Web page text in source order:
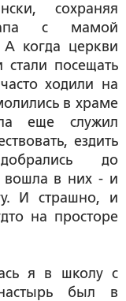
сохраняя
с мамой
А когда церкви
стали посещать
ходили на
в храме
еще служил
ездить
до
в них - и
И страшно, и
на просторе
я в школу с
был в